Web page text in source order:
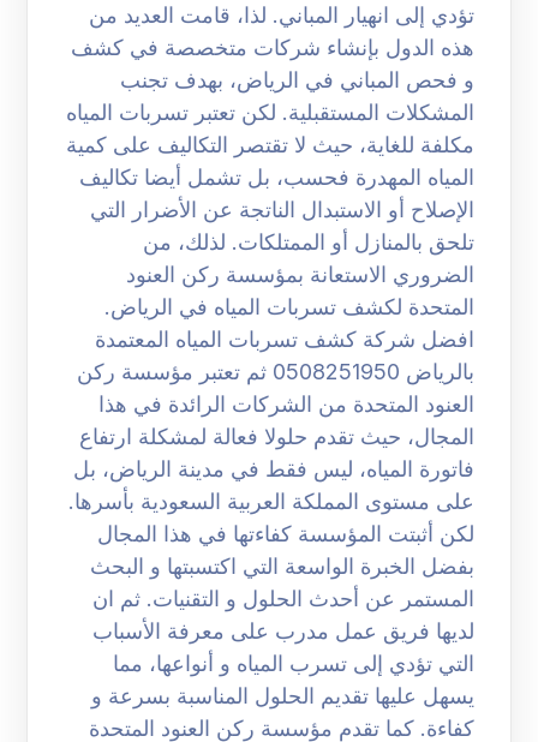
تؤدي إلى انهيار المباني. لذا، قامت العديد من
هذه الدول بإنشاء شركات متخصصة في كشف
و فحص المباني في الرياض، بهدف تجنب
المشكلات المستقبلية. لكن تعتبر تسربات المياه
مكلفة للغاية، حيث لا تقتصر التكاليف على كمية
المياه المهدرة فحسب، بل تشمل أيضا تكاليف
الإصلاح أو الاستبدال الناتجة عن الأضرار التي
تلحق بالمنازل أو الممتلكات. لذلك، من
الضروري الاستعانة بمؤسسة ركن العنود
المتحدة لكشف تسربات المياه في الرياض.
افضل شركة كشف تسربات المياه المعتمدة
بالرياض 0508251950 ثم تعتبر مؤسسة ركن
العنود المتحدة من الشركات الرائدة في هذا
المجال، حيث تقدم حلولا فعالة لمشكلة ارتفاع
فاتورة المياه، ليس فقط في مدينة الرياض، بل
على مستوى المملكة العربية السعودية بأسرها.
لكن أثبتت المؤسسة كفاءتها في هذا المجال
بفضل الخبرة الواسعة التي اكتسبتها و البحث
المستمر عن أحدث الحلول و التقنيات. ثم ان
لديها فريق عمل مدرب على معرفة الأسباب
التي تؤدي إلى تسرب المياه و أنواعها، مما
يسهل عليها تقديم الحلول المناسبة بسرعة و
كفاءة. كما تقدم مؤسسة ركن العنود المتحدة